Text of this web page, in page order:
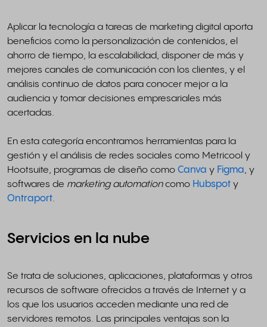
Aplicar la tecnología a tareas de marketing digital aporta
beneficios como la personalización de contenidos, el
ahorro de tiempo, la escalabilidad, disponer de más y
mejores canales de comunicación con los clientes, y el
análisis continuo de datos para conocer mejor a la
audiencia y tomar decisiones empresariales más
acertadas.
En esta categoría encontramos herramientas para la
gestión y el análisis de redes sociales como Metricool y
Hootsuite, programas de diseño como Canva y Figma, y
softwares de marketing automationcomo Hubspot y
Ontraport.
Servicios en la nube
Se trata de soluciones, aplicaciones, plataformas y otros
recursos de software ofrecidos a través de Internet y a
los que los usuarios acceden mediante una red de
servidores remotos. Las principales ventajas son la